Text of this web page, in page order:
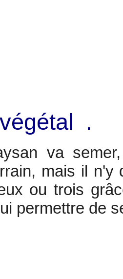
.
va
mais il n'y
ou trois
permettre de